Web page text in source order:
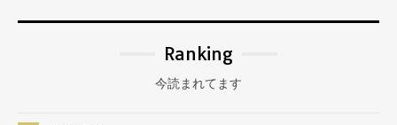
Ranking
今読まれてます